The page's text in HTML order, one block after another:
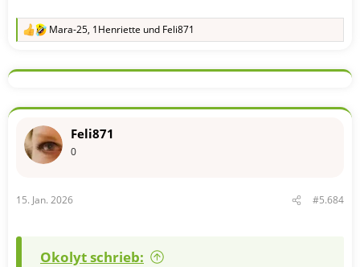
R
k
o
e
n
Mara-25, 1Henriette und Feli871
Feli871
0
15. Jan. 2026 #5.684
Okolyt schrieb: